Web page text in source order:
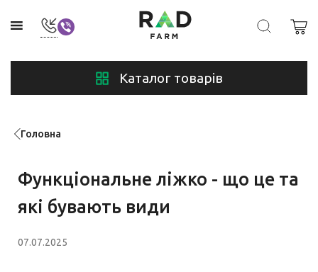
Каталог товарів
Головна
Функціональне ліжко - що це та
які бувають види
07.07.2025